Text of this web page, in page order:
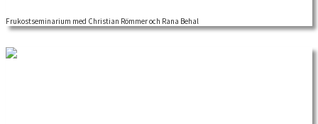
Välkommen till ett frukostseminarium på Stockholms universitet den 3
Frukostseminarium med Christian Römmer och Rana Behal